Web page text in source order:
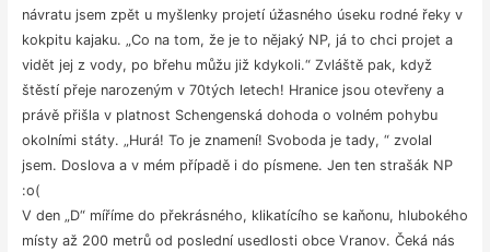
návratu jsem zpět u myšlenky projetí úžasného úseku rodné řeky v
kokpitu kajaku. „Co na tom, že je to nějaký NP, já to chci projet a
vidět jej z vody, po břehu můžu již kdykoli.“ Zvláště pak, když
štěstí přeje narozeným v 70tých letech! Hranice jsou otevřeny a
právě přišla v platnost Schengenská dohoda o volném pohybu
okolními státy. „Hurá! To je znamení! Svoboda je tady, “ zvolal
jsem. Doslova a v mém případě i do písmene. Jen ten strašák NP
:o(
V den „D“ míříme do překrásného, klikatícího se kaňonu, hlubokého
místy až 200 metrů od poslední usedlosti obce Vranov. Čeká nás